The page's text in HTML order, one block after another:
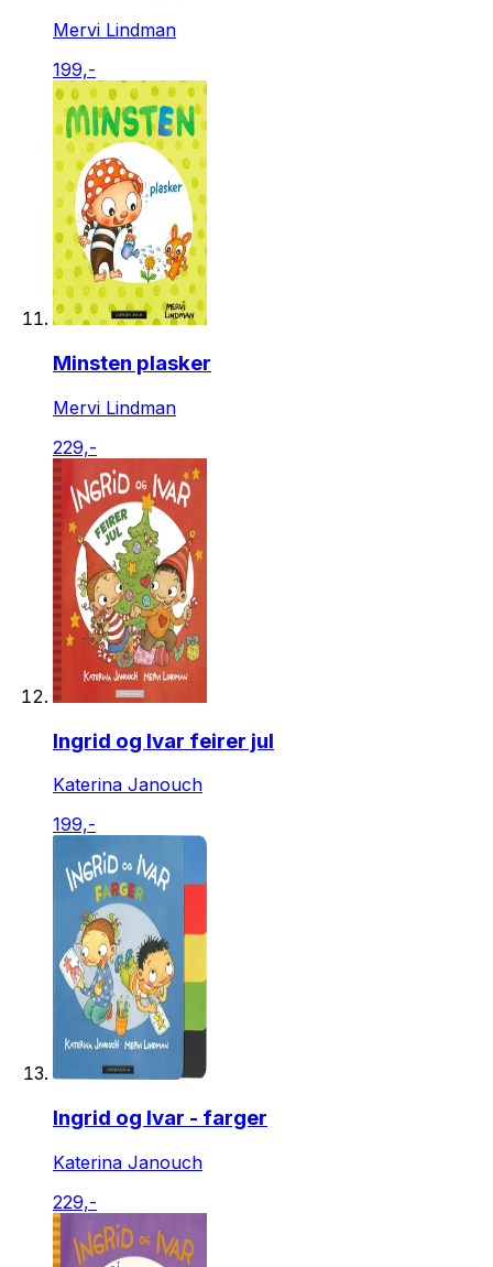
Mervi Lindman
199,-
Minsten plasker
Mervi Lindman
229,-
Ingrid og Ivar feirer jul
Katerina Janouch
199,-
Ingrid og Ivar - farger
Katerina Janouch
229,-